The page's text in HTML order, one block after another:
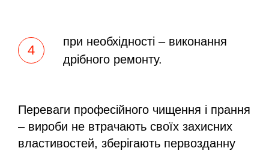
при необхідності – виконання
дрібного ремонту.
Переваги професійного чищення і прання
– вироби не втрачають своїх захисних
властивостей, зберігають первозданну